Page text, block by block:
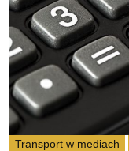
Transport w mediach